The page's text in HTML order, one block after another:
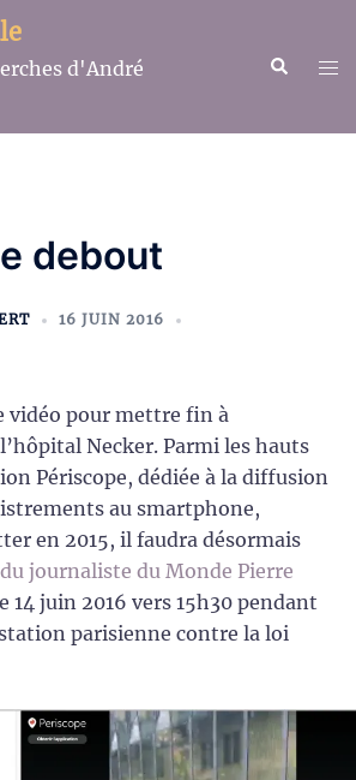
d'André
debout
16 JUIN 2016
vidéo pour mettre fin à
Necker. Parmi les hauts
Périscope, dédiée à la diffusion
au smartphone,
en 2015, il faudra désormais
journaliste du Monde Pierre
14 juin 2016 vers 15h30 pendant
parisienne contre la loi